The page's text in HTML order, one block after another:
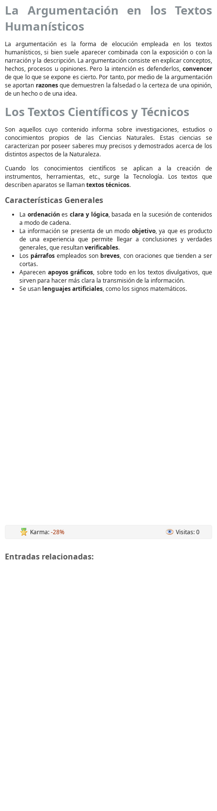
La Argumentación en los Textos
Humanísticos
La argumentación es la forma de elocución empleada en los textos
humanísticos, si bien suele aparecer combinada con la exposición o con la
narración y la descripción. La argumentación consiste en explicar conceptos,
hechos, procesos u opiniones. Pero la intención es defenderlos, convencer
de que lo que se expone es cierto. Por tanto, por medio de la argumentación
se aportan razonesque demuestren la falsedad o la certeza de una opinión,
de un hecho o de una idea.
Los Textos Científicos y Técnicos
Son aquellos cuyo contenido informa sobre investigaciones, estudios o
conocimientos propios de las Ciencias Naturales. Estas ciencias se
caracterizan por poseer saberes muy precisos y demostrados acerca de los
distintos aspectos de la Naturaleza.
Cuando los conocimientos científicos se aplican a la creación de
instrumentos, herramientas, etc., surge la Tecnología. Los textos que
describen aparatos se llamantextos técnicos.
Características Generales
La ordenación esclara y lógica, basada en la sucesión de contenidos
a modo de cadena.
La información se presenta de un modoobjetivo, ya que es producto
de una experiencia que permite llegar a conclusiones y verdades
generales, que resultanverificables.
Los párrafos empleados son breves, con oraciones que tienden a ser
cortas.
Aparecen apoyos gráficos, sobre todo en los textos divulgativos, que
sirven para hacer más clara la transmisión de la información.
Se usan lenguajes artificiales, como los signos matemáticos.
Karma:-28% Visitas: 0
Entradas relacionadas: